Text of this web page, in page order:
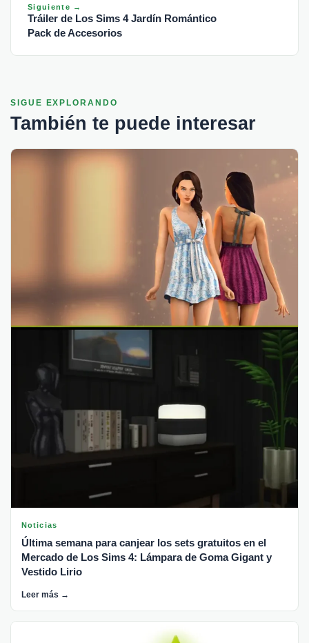
Siguiente →
Tráiler de Los Sims 4 Jardín Romántico
Pack de Accesorios
SIGUE EXPLORANDO
También te puede interesar
Noticias
Última semana para canjear los sets gratuitos en el
Mercado de Los Sims 4: Lámpara de Goma Gigant y
Vestido Lirio
Leer más →